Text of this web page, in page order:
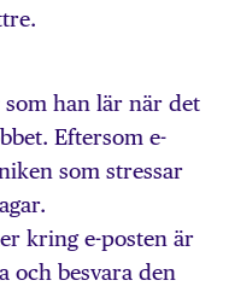
han lär när det
Eftersom e-
som stressar
kring e-posten är
och besvara den